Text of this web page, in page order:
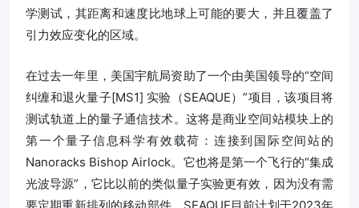
学测试，其距离和速度比地球上可能的要大，并且覆盖了
引力效应变化的区域。
在过去一年里，美国宇航局资助了一个由美国领导的“空间
纠缠和退火量子[MS1] 实验（SEAQUE）”项目，该项目将
测试轨道上的量子通信技术。这将是商业空间站模块上的
第一个量子信息科学有效载荷：连接到国际空间站的
Nanoracks Bishop Airlock。它也将是第一个飞行的“集成
光波导源”，它比以前的类似量子实验更有效，因为没有需